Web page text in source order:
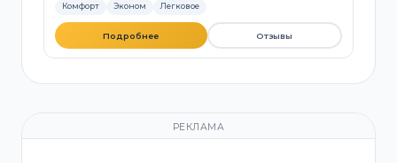
Комфорт Эконом Легковое
Подробнее Отзывы
РЕКЛАМА